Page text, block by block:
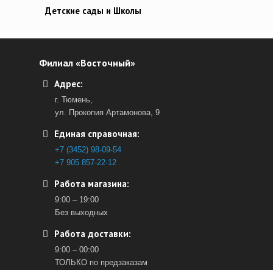
Детские сады и Школы
Филиал «Восточный»
Адрес:
г. Тюмень,
ул. Прокопия Артамонова, 9
Единая справочная:
+7 (3452) 98-09-54
+7 905 857-22-12
Работа магазина:
9:00 – 19:00
Без выходных
Работа доставки:
9:00 – 00:00
ТОЛЬКО по предзаказам